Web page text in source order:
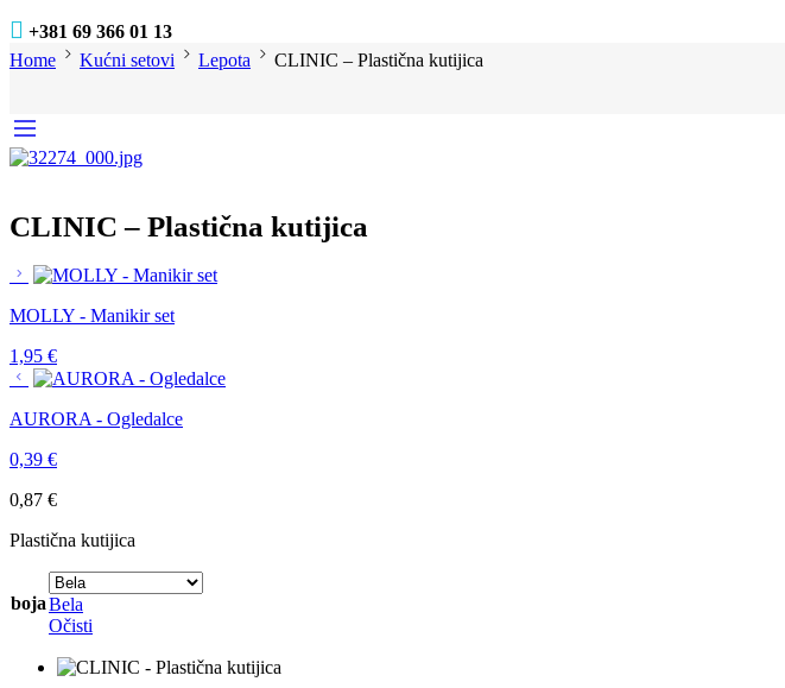
+381 69 366 01 13
Home
Kućni setovi Lepota CLINIC – Plastična kutijica
CLINIC – Plastična kutijica
MOLLY - Manikir set
1,95 €
AURORA - Ogledalce
0,39 €
0,87 €
Plastična kutijica
bojaBela
Očisti